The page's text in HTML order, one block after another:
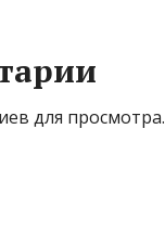
для просмотра.